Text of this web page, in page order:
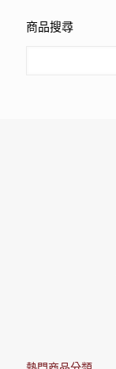
商品搜尋